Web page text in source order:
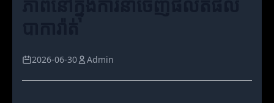
2026-06-30 Admin